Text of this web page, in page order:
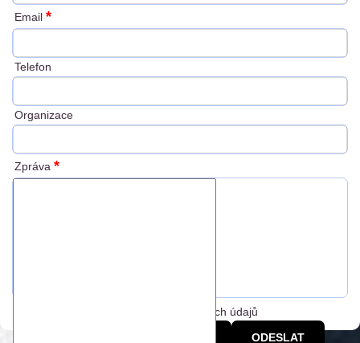
Email *
Telefon
Organizace
Zpráva *
Souhlasím se zpracováním osobních údajů